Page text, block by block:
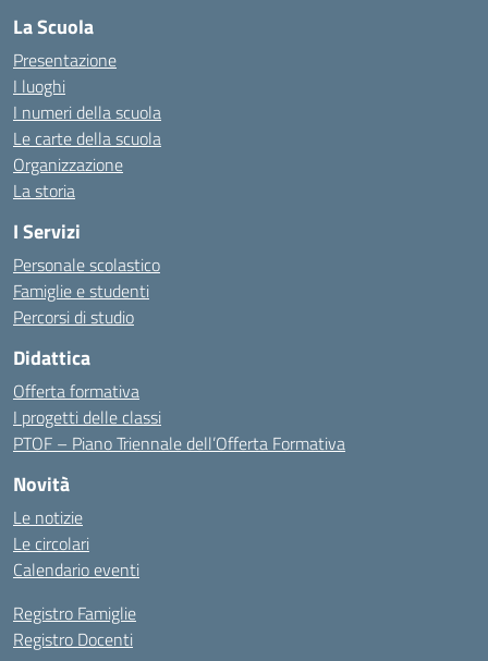
La Scuola
Presentazione
I luoghi
I numeri della scuola
Le carte della scuola
Organizzazione
La storia
I Servizi
Personale scolastico
Famiglie e studenti
Percorsi di studio
Didattica
Offerta formativa
I progetti delle classi
PTOF – Piano Triennale dell’Offerta Formativa
Novità
Le notizie
Le circolari
Calendario eventi
Registro Famiglie
Registro Docenti